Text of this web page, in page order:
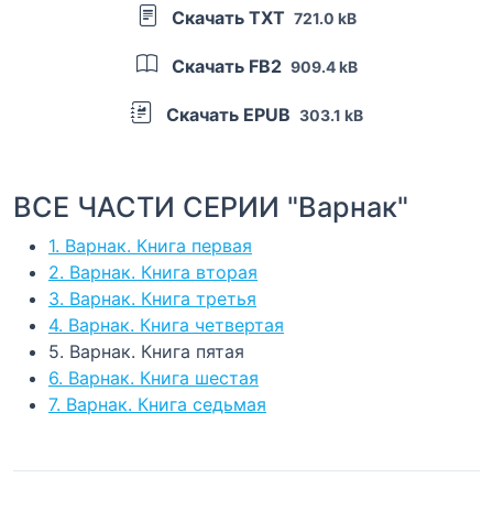
Скачать TXT 721.0 kB
Скачать FB2 909.4 kB
Скачать EPUB 303.1 kB
ВСЕ ЧАСТИ СЕРИИ "Варнак"
1. Варнак. Книга первая
2. Варнак. Книга вторая
3. Варнак. Книга третья
4. Варнак. Книга четвертая
5. Варнак. Книга пятая
6. Варнак. Книга шестая
7. Варнак. Книга седьмая